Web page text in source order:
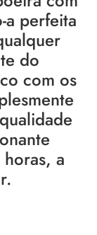
a perfeita
do
com os
a